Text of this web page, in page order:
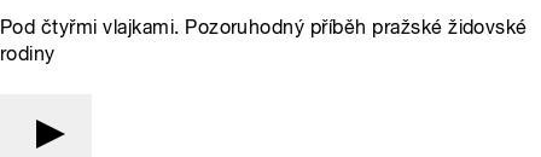
Pod čtyřmi vlajkami. Pozoruhodný příběh pražské židovské
rodiny